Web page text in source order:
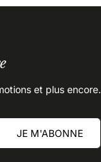
et plus encore.
JE M'ABONNE